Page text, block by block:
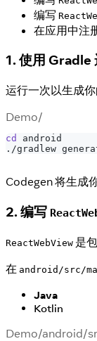
编写
在应用中注
1. 使用 Gradle
运行一次以生成你
Demo/
cd
android
./gradlew
Codegen 将生成
2. 编写
ReactWebView 是
在 android/src/
Java
Kotlin
Demo/android/